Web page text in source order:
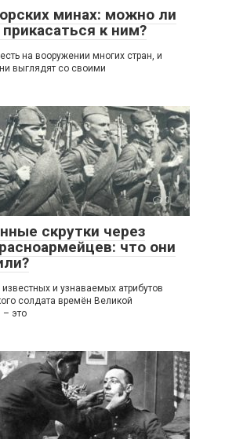
минах: можно ли
к ним?
на вооружении многих стран, и
выглядят со своими
0
скрутки через
что они
и узнаваемых атрибутов
солдата времён Великой
– это